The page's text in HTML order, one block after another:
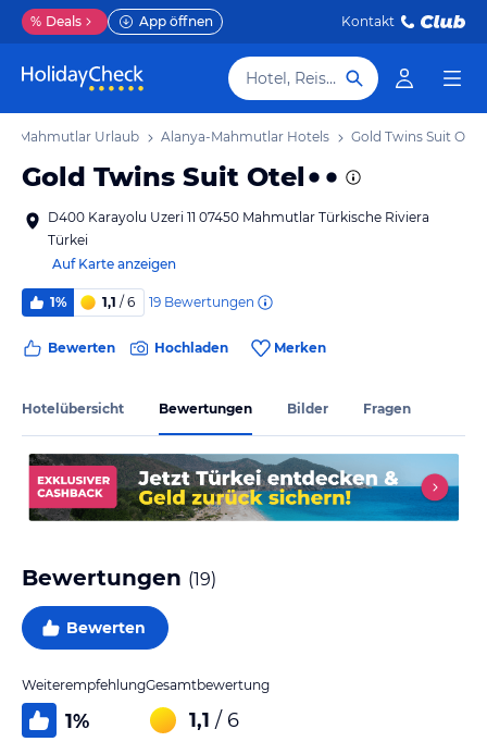
% Deals App öffnen Kontakt
Hotel, Reiseziel
Mahmutlar Urlaub Alanya-Mahmutlar Hotels Gold Twins Suit Otel
Gold Twins Suit Otel
D400 Karayolu Uzeri 11 07450 Mahmutlar Türkische Riviera
Türkei
Auf Karte anzeigen
1% 1,1 / 6 19 Bewertungen
Bewerten Hochladen Merken
Hotelübersicht Bewertungen Bilder Fragen
Bewertungen (19)
Bewerten
Weiterempfehlung
1%
Gesamtbewertung
1,1 / 6